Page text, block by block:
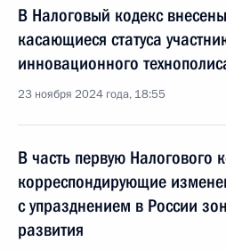
В Налоговый кодекс
касающиеся статуса
инновационного
23 ноября 2024 года, 18:55
В часть первую Налогового
корреспондирующие
с упразднением в России
развития